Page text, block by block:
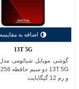
اضافه به مقایسه
13T 5G
و رم 12 گیگابایت